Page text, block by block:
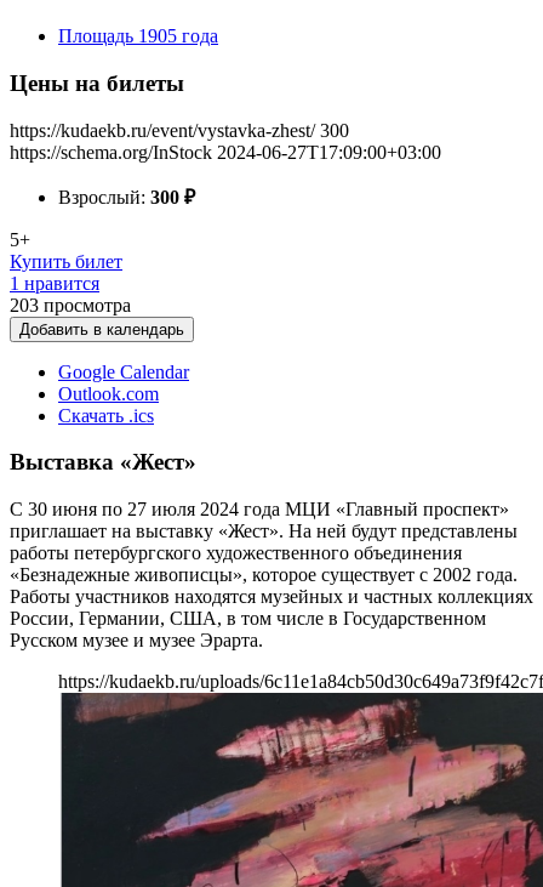
Площадь 1905 года
Цены на билеты
https://kudaekb.ru/event/vystavka-zhest/ 300
https://schema.org/InStock 2024-06-27T17:09:00+03:00
Взрослый: 300 ₽
5+
Купить билет
1 нравится
203 просмотра
Добавить в календарь
Google Calendar
Outlook.com
Скачать .ics
Выставка «Жест»
С 30 июня по 27 июля 2024 года МЦИ «Главный проспект»
приглашает на выставку «Жест». На ней будут представлены
работы петербургского художественного объединения
«Безнадежные живописцы», которое существует с 2002 года.
Работы участников находятся музейных и частных коллекциях
России, Германии, США, в том числе в Государственном
Русском музее и музее Эрарта.
https://kudaekb.ru/uploads/